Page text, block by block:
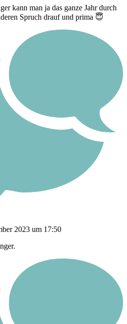
kann man ja das ganze Jahr durch
Spruch drauf und prima 😇
2023 um 17:50